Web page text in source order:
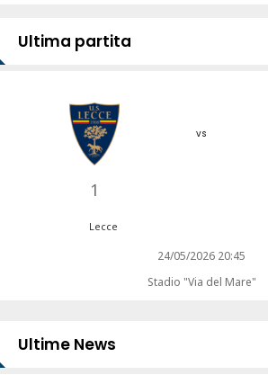
Ultima partita
1
vs
Lecce
24/05/2026 20:45
Stadio "Via del Mare"
Ultime News